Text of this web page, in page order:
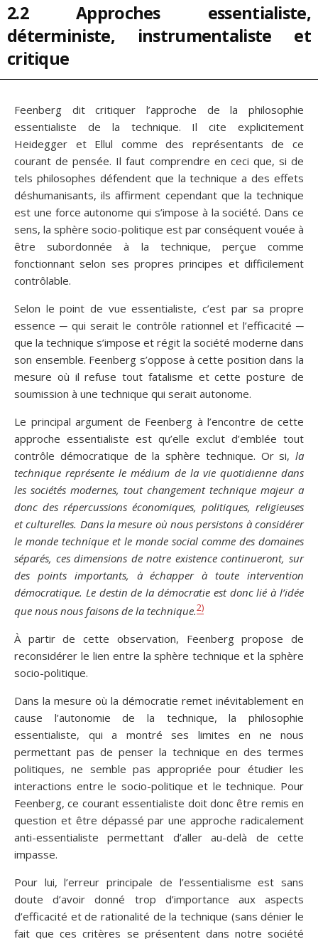
2.2 Approches essentialiste,
déterministe, instrumentaliste et
critique
Feenberg dit critiquer l’approche de la philosophie
essentialiste de la technique. Il cite explicitement
Heidegger et Ellul comme des représentants de ce
courant de pensée. Il faut comprendre en ceci que, si de
tels philosophes défendent que la technique a des effets
déshumanisants, ils affirment cependant que la technique
est une force autonome qui s’impose à la société. Dans ce
sens, la sphère socio-politique est par conséquent vouée à
être subordonnée à la technique, perçue comme
fonctionnant selon ses propres principes et difficilement
contrôlable.
Selon le point de vue essentialiste, c’est par sa propre
essence ─ qui serait le contrôle rationnel et l’efficacité ─
que la technique s’impose et régit la société moderne dans
son ensemble. Feenberg s’oppose à cette position dans la
mesure où il refuse tout fatalisme et cette posture de
soumission à une technique qui serait autonome.
Le principal argument de Feenberg à l’encontre de cette
approche essentialiste est qu’elle exclut d’emblée tout
contrôle démocratique de la sphère technique. Or si, la
technique représente le médium de la vie quotidienne dans
les sociétés modernes, tout changement technique majeur a
donc des répercussions économiques, politiques, religieuses
et culturelles. Dans la mesure où nous persistons à considérer
le monde technique et le monde social comme des domaines
séparés, ces dimensions de notre existence continueront, sur
des points importants, à échapper à toute intervention
démocratique. Le destin de la démocratie est donc lié à l’idée
que nous nous faisons de la technique.2)
À partir de cette observation, Feenberg propose de
reconsidérer le lien entre la sphère technique et la sphère
socio-politique.
Dans la mesure où la démocratie remet inévitablement en
cause l’autonomie de la technique, la philosophie
essentialiste, qui a montré ses limites en ne nous
permettant pas de penser la technique en des termes
politiques, ne semble pas appropriée pour étudier les
interactions entre le socio-politique et le technique. Pour
Feenberg, ce courant essentialiste doit donc être remis en
question et être dépassé par une approche radicalement
anti-essentialiste permettant d’aller au-delà de cette
impasse.
Pour lui, l’erreur principale de l’essentialisme est sans
doute d’avoir donné trop d’importance aux aspects
d’efficacité et de rationalité de la technique (sans dénier le
fait que ces critères se présentent dans notre société